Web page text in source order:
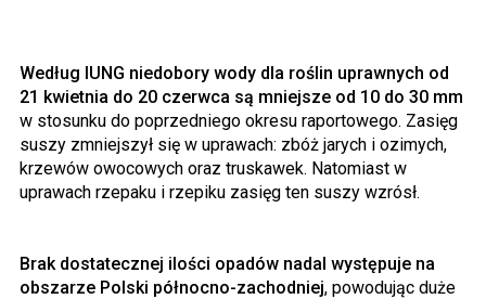
Według IUNG niedobory wody dla roślin uprawnych od
21 kwietnia do 20 czerwca są mniejsze od 10 do 30 mm
w stosunku do poprzedniego okresu raportowego. Zasięg
suszy zmniejszył się w uprawach: zbóż jarych i ozimych,
krzewów owocowych oraz truskawek. Natomiast w
uprawach rzepaku i rzepiku zasięg ten suszy wzrósł.
Brak dostatecznej ilości opadów nadal występuje na
obszarze Polski północno-zachodniej, powodując duże